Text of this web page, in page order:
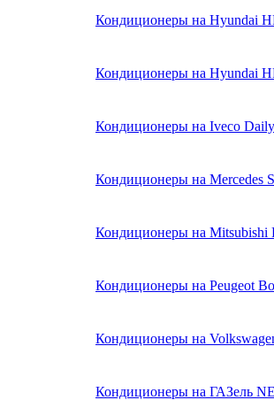
Кондиционеры на Hyundai
Кондиционеры на Hyundai
Кондиционеры на Iveco Daily
Кондиционеры на Mercedes
Кондиционеры на Mitsubishi
Кондиционеры на Peugeot
Кондиционеры на
Кондиционеры на ГАЗель